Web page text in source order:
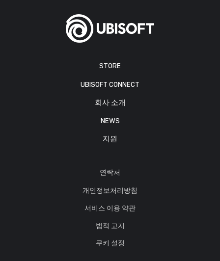
STORE
UBISOFT CONNECT
회사 소개
NEWS
지원
연락처
개인정보처리방침
서비스 이용 약관
법적 고지
쿠키 설정